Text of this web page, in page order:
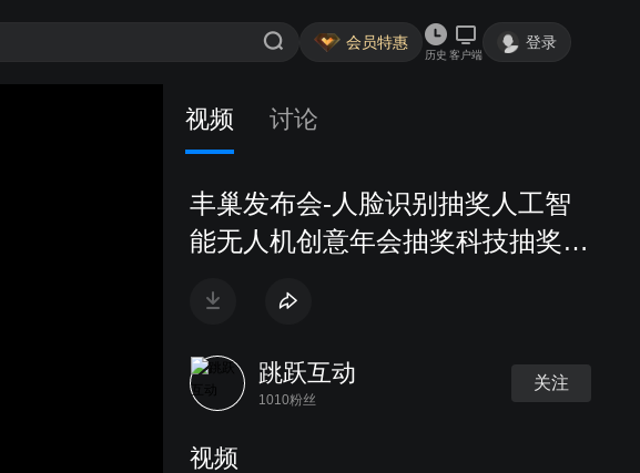
会员特惠
历史 客户端
登录
视频 讨论
丰巢发布会-人脸识别抽奖人工智
能无人机创意年会抽奖科技抽奖活
跳跃互动
1010粉丝
关注
视频